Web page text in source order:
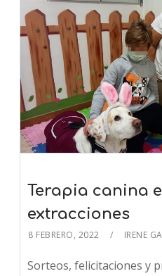
Terapia canina
extracciones
8 FEBRERO, 2022 IRENE
Sorteos, felicitaciones y